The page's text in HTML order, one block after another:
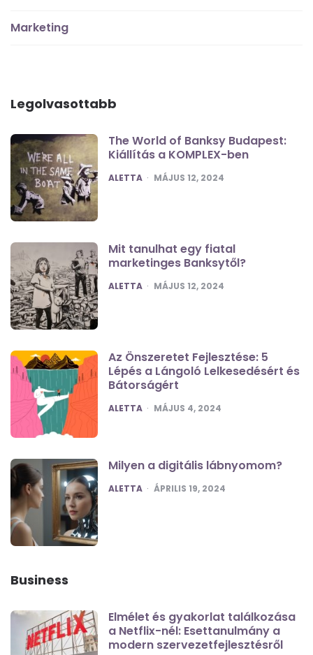
Marketing
Legolvasottabb
The World of Banksy Budapest:
Kiállítás a KOMPLEX-ben
POSTED
ALETTA MÁJUS 12, 2024
Mit tanulhat egy fiatal
marketinges Banksytől?
POSTED
ALETTA MÁJUS 12, 2024
Az Önszeretet Fejlesztése: 5
Lépés a Lángoló Lelkesedésért és
Bátorságért
POSTED
ALETTA MÁJUS 4, 2024
Milyen a digitális lábnyomom?
POSTED
ALETTA ÁPRILIS 19, 2024
Business
Elmélet és gyakorlat találkozása
a Netflix-nél: Esettanulmány a
modern szervezetfejlesztésről